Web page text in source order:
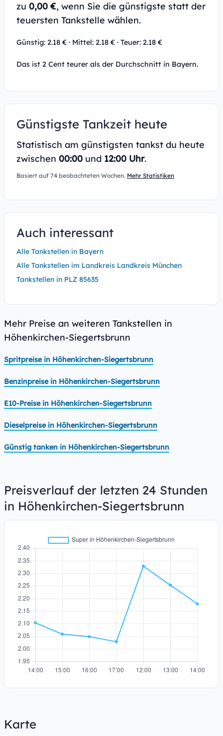
zu 0,00 €, wenn Sie die günstigste statt der
teuersten Tankstelle wählen.
Günstig: 2.18 € · Mittel: 2.18 € · Teuer: 2.18 €
Das ist 2 Cent teurer als der Durchschnitt in Bayern.
Günstigste Tankzeit heute
Statistisch am günstigsten tankst du heute
zwischen 00:00 und 12:00 Uhr.
Basiert auf 74 beobachteten Wochen. Mehr Statistiken
Auch interessant
Alle Tankstellen in Bayern
Alle Tankstellen im Landkreis Landkreis München
Tankstellen in PLZ 85635
Mehr Preise an weiteren Tankstellen in
Höhenkirchen-Siegertsbrunn
Spritpreise in Höhenkirchen-Siegertsbrunn
Benzinpreise in Höhenkirchen-Siegertsbrunn
E10-Preise in Höhenkirchen-Siegertsbrunn
Dieselpreise in Höhenkirchen-Siegertsbrunn
Günstig tanken in Höhenkirchen-Siegertsbrunn
Preisverlauf der letzten 24 Stunden
in Höhenkirchen-Siegertsbrunn
Karte